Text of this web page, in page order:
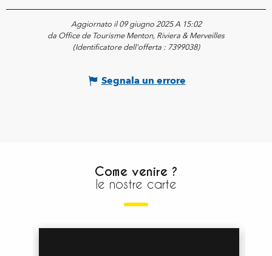
Aggiornato il 09 giugno 2025 A 15:02
da Office de Tourisme Menton, Riviera & Merveilles
(Identificatore dell'offerta : 7399038)
Segnala un errore
Come venire ?
le nostre carte